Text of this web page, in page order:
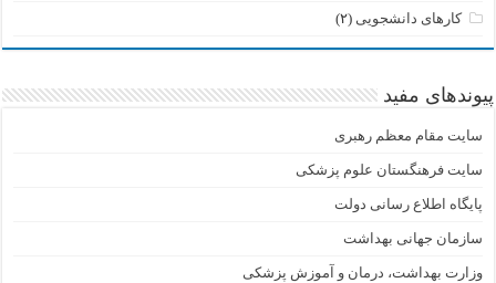
کارهای دانشجویی (۲)
پیوندهای مفید
سایت مقام معظم رهبری
سایت فرهنگستان علوم پزشکی
پایگاه اطلاع رسانی دولت
سازمان جهانی بهداشت
وزارت بهداشت، درمان و آموزش پزشکی